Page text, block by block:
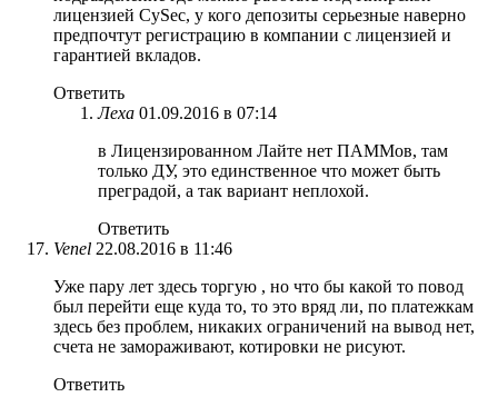
лицензией CySec, у кого депозиты серьезные наверно
предпочтут регистрацию в компании с лицензией и
гарантией вкладов.
Ответить
Леха 01.09.2016 в 07:14
в Лицензированном Лайте нет ПАММов, там
только ДУ, это единственное что может быть
преградой, а так вариант неплохой.
Ответить
Venel 22.08.2016 в 11:46
Уже пару лет здесь торгую , но что бы какой то повод
был перейти еще куда то, то это вряд ли, по платежкам
здесь без проблем, никаких ограничений на вывод нет,
счета не замораживают, котировки не рисуют.
Ответить